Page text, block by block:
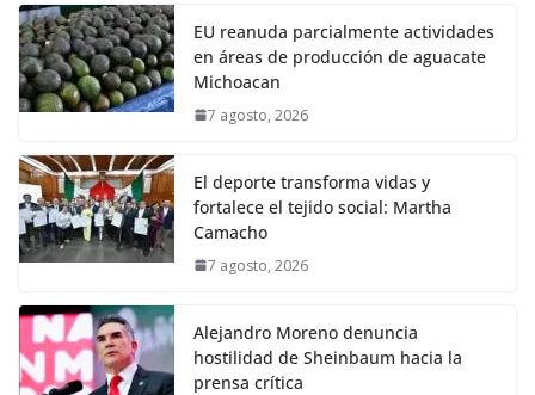
EU reanuda parcialmente actividades
en áreas de producción de aguacate
Michoacan
7 agosto, 2026
El deporte transforma vidas y
fortalece el tejido social: Martha
Camacho
7 agosto, 2026
Alejandro Moreno denuncia
hostilidad de Sheinbaum hacia la
prensa crítica